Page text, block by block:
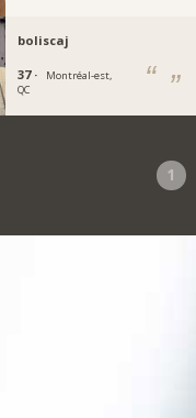
boliscaj
37 ·
Montréal-est,
QC
1